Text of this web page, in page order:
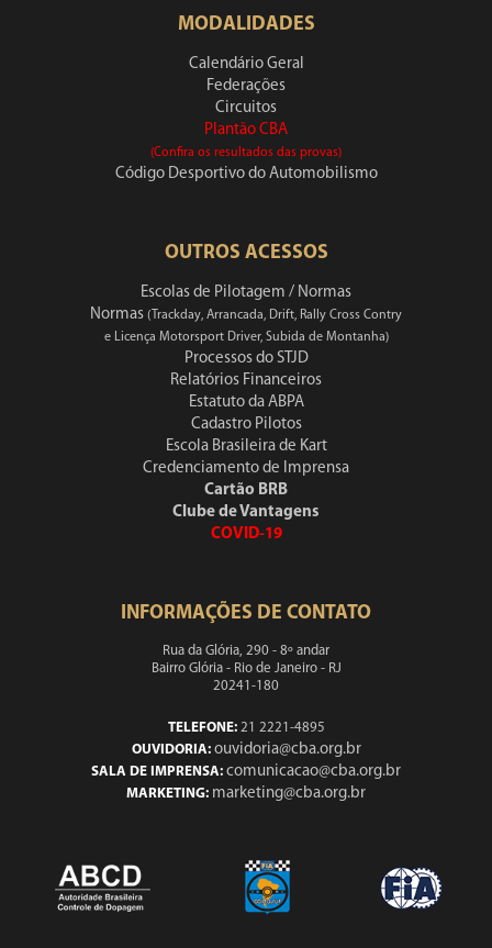
MODALIDADES
Calendário Geral
Federações
Circuitos
Plantão CBA
(Confira os resultados das provas)
Código Desportivo do Automobilismo
OUTROS ACESSOS
Escolas de Pilotagem / Normas
Normas (Trackday, Arrancada, Drift, Rally Cross Contry
e Licença Motorsport Driver, Subida de Montanha)
Processos do STJD
Relatórios Financeiros
Estatuto da ABPA
Cadastro Pilotos
Escola Brasileira de Kart
Credenciamento de Imprensa
Cartão BRB
Clube de Vantagens
COVID-19
INFORMAÇÕES DE CONTATO
Rua da Glória, 290 - 8º andar
Bairro Glória - Rio de Janeiro - RJ
20241-180
TELEFONE:21 2221-4895
OUVIDORIA: ouvidoria@cba.org.br
SALA DE IMPRENSA: comunicacao@cba.org.br
MARKETING: marketing@cba.org.br